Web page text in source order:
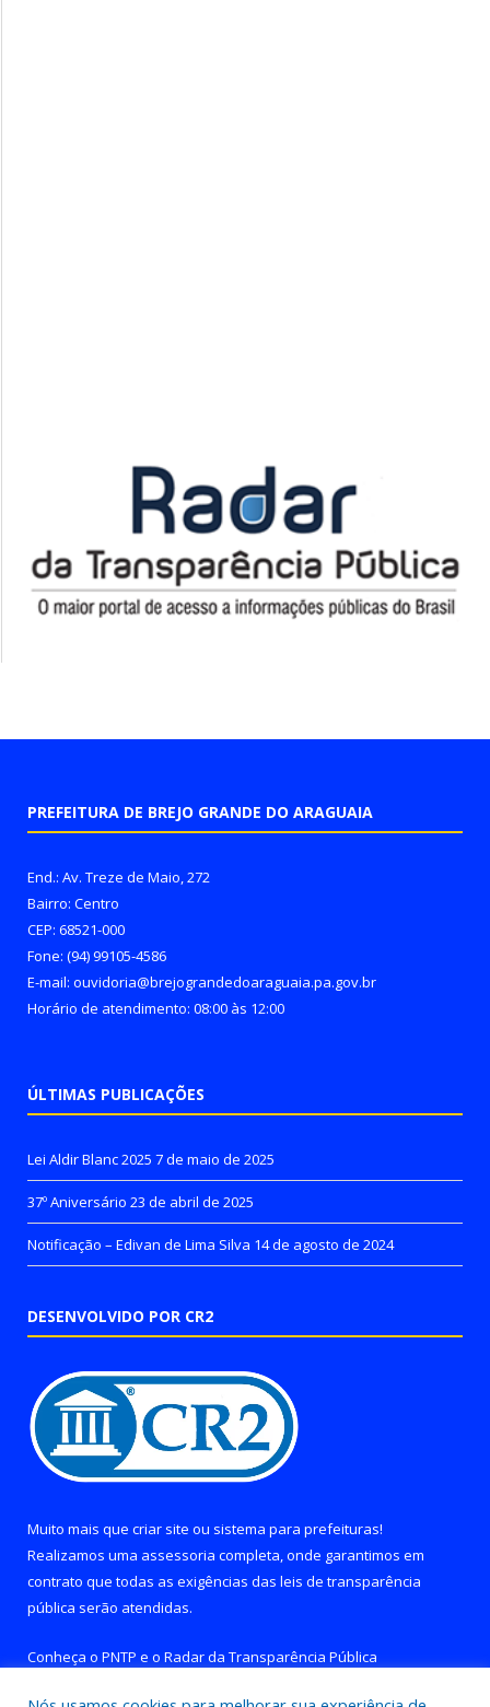
PREFEITURA DE BREJO GRANDE DO ARAGUAIA
End.: Av. Treze de Maio, 272
Bairro: Centro
CEP: 68521-000
Fone: (94) 99105-4586
E-mail: ouvidoria@brejograndedoaraguaia.pa.gov.br
Horário de atendimento: 08:00 às 12:00
ÚLTIMAS PUBLICAÇÕES
Lei Aldir Blanc 2025 7 de maio de 2025
37º Aniversário 23 de abril de 2025
Notificação – Edivan de Lima Silva 14 de agosto de 2024
DESENVOLVIDO POR CR2
Muito mais que criar site ou sistema para prefeituras!
Realizamos uma assessoria completa, onde garantimos em
contrato que todas as exigências das leis de transparência
pública serão atendidas.
Conheça o PNTP e o Radar da Transparência Pública